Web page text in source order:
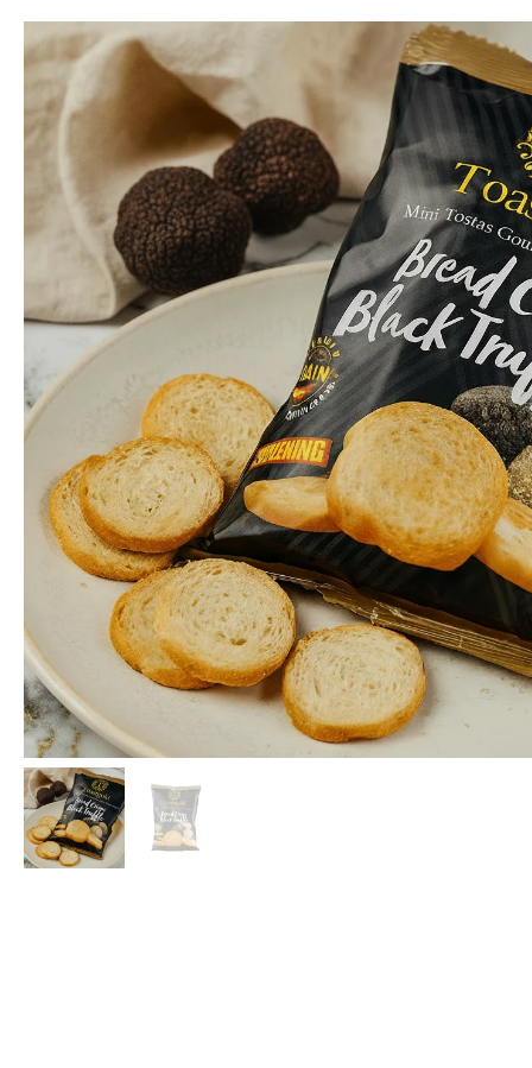
Hueso
Patas de Jamón
Deshuesado
Morcilla
Lomo Ibérico y
Serrano
Salchichón
Jamoneros y Cuchillos
para Jamón
Packs y Cajas Regalo
con Embutidos
Compra Embutidos
por Marca
Fermin
5J
Beher
Covap
Goikoa
Palacios
Patés de Marisco
Pimientos del Piquillo
Rellenos de Marisco
Caldos de Mariscos
Conservas del
Mundo
Packs y Cajas Regalo
con Conservas
Compra Conservas
por Marca
Compra por Tipo
de Pescado
Compra por Tipo
de Marisco
Saltar